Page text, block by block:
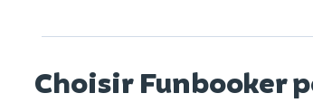
Choisir Funbooker